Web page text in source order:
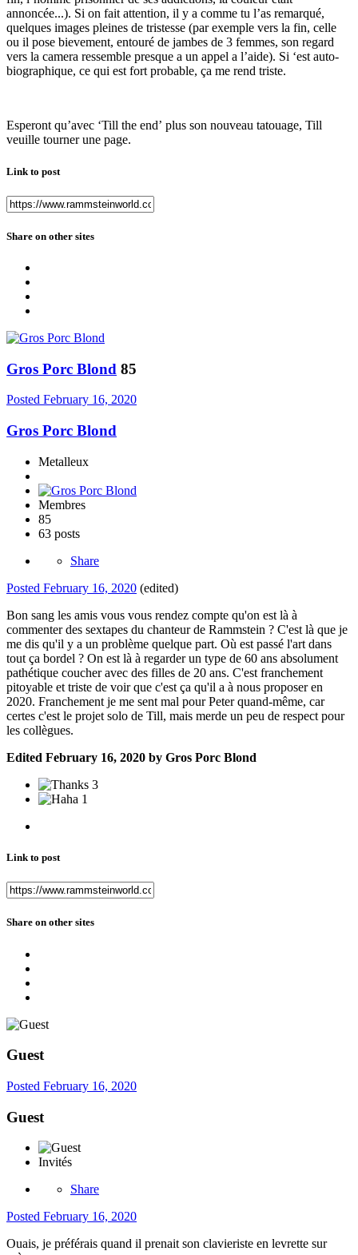
annoncée...). Si on fait attention, il y a comme tu l’as remarqué,
quelques images pleines de tristesse (par exemple vers la fin, celle
ou il pose bievement, entouré de jambes de 3 femmes, son regard
vers la camera ressemble presque a un appel a l’aide). Si ‘est auto-
biographique, ce qui est fort probable, ça me rend triste.
Esperont qu’avec ‘Till the end’ plus son nouveau tatouage, Till
veuille tourner une page.
Link to post
Share on other sites
Gros Porc Blond 85
Posted February 16, 2020
Gros Porc Blond
Metalleux
Membres
85
63 posts
Share
Posted February 16, 2020 (edited)
Bon sang les amis vous vous rendez compte qu'on est là à
commenter des sextapes du chanteur de Rammstein ? C'est là que je
me dis qu'il y a un problème quelque part. Où est passé l'art dans
tout ça bordel ? On est là à regarder un type de 60 ans absolument
pathétique coucher avec des filles de 20 ans. C'est franchement
pitoyable et triste de voir que c'est ça qu'il a à nous proposer en
2020. Franchement je me sent mal pour Peter quand-même, car
certes c'est le projet solo de Till, mais merde un peu de respect pour
les collègues.
Edited February 16, 2020 by Gros Porc Blond
3
1
Link to post
Share on other sites
Guest
Posted February 16, 2020
Guest
Invités
Share
Posted February 16, 2020
Ouais, je préférais quand il prenait son clavieriste en levrette sur